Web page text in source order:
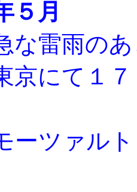
５月
雷雨のあ
にて１７
ツァルト